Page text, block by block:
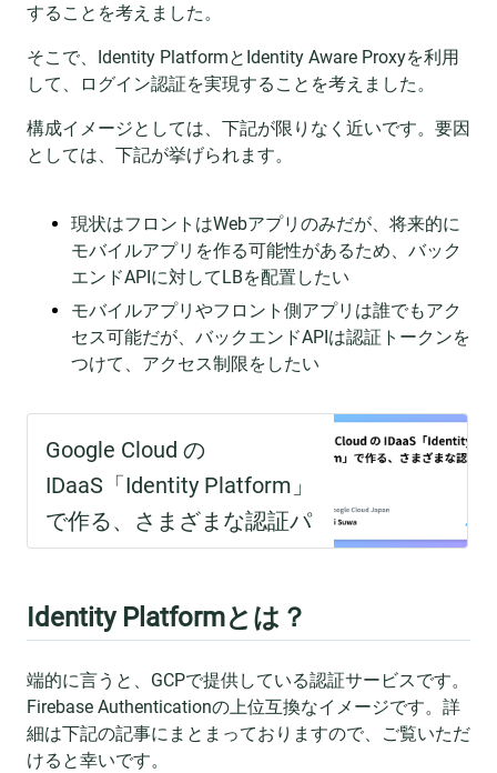
することを考えました。
そこで、Identity PlatformとIdentity Aware Proxyを利用
して、ログイン認証を実現することを考えました。
構成イメージとしては、下記が限りなく近いです。要因
としては、下記が挙げられます。
現状はフロントはWebアプリのみだが、将来的に
モバイルアプリを作る可能性があるため、バック
エンドAPIに対してLBを配置したい
モバイルアプリやフロント側アプリは誰でもアク
セス可能だが、バックエンドAPIは認証トークンを
つけて、アクセス制限をしたい
Identity Platformとは？
端的に言うと、GCPで提供している認証サービスです。
Firebase Authenticationの上位互換なイメージです。詳
細は下記の記事にまとまっておりますので、ご覧いただ
けると幸いです。